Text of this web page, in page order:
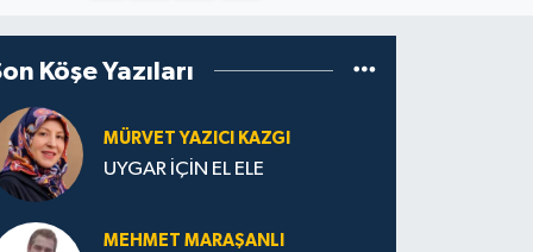
Köşe Yazıları
MÜRVET YAZICI KAZGI
UYGAR İÇİN EL ELE
MEHMET MARAŞANLI